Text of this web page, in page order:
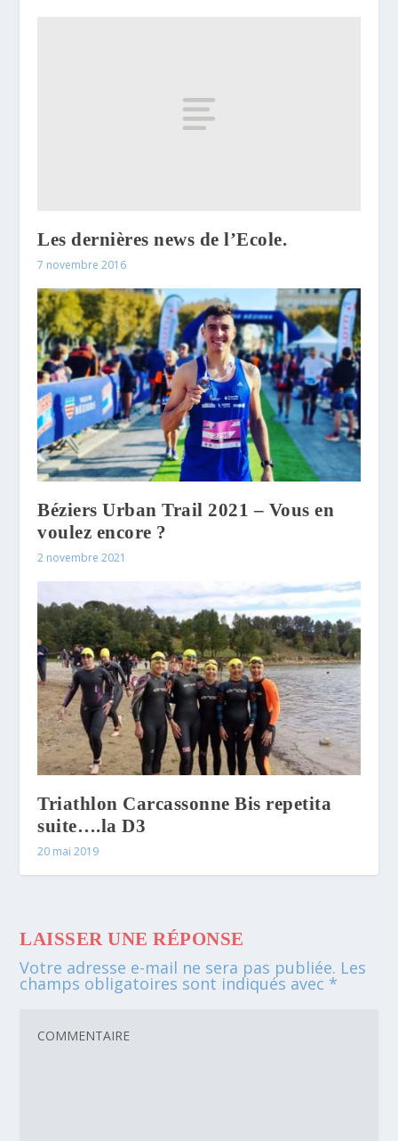
Les dernières news de l’Ecole.
7 novembre 2016
Béziers Urban Trail 2021 – Vous en
voulez encore ?
2 novembre 2021
Triathlon Carcassonne Bis repetita
suite….la D3
20 mai 2019
LAISSER UNE RÉPONSE
Votre adresse e-mail ne sera pas publiée. Les
champs obligatoires sont indiqués avec *